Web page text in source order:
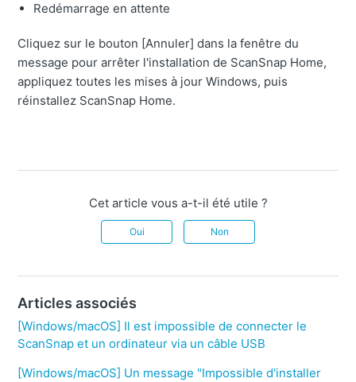
Redémarrage en attente
Cliquez sur le bouton [Annuler] dans la fenêtre du
message pour arrêter l'installation de ScanSnap Home,
appliquez toutes les mises à jour Windows, puis
réinstallez ScanSnap Home.
Cet article vous a-t-il été utile ?
Oui Non
Articles associés
[Windows/macOS] Il est impossible de connecter le
ScanSnap et un ordinateur via un câble USB
[Windows/macOS] Un message "Impossible d'installer